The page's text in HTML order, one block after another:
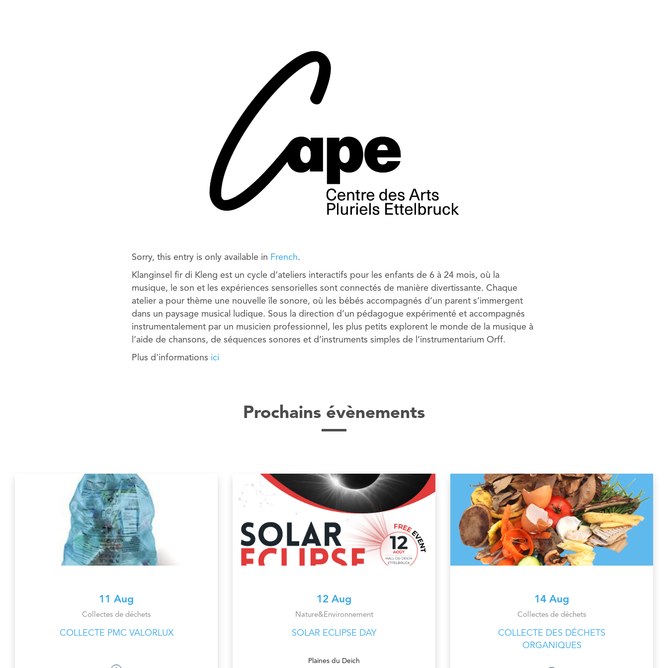
Sorry, this entry is only available in French.
Klanginsel fir di Kleng est un cycle d’ateliers interactifs pour les enfants de 6 à 24 mois, où la
musique, le son et les expériences sensorielles sont connectés de manière divertissante. Chaque
atelier a pour thème une nouvelle île sonore, où les bébés accompagnés d’un parent s’immergent
dans un paysage musical ludique. Sous la direction d’un pédagogue expérimenté et accompagnés
instrumentalement par un musicien professionnel, les plus petits explorent le monde de la musique à
l’aide de chansons, de séquences sonores et d’instruments simples de l’instrumentarium Orff.
Plus d'informations ici
Prochains évènements
11 Aug
Collectes de déchets
COLLECTE PMC VALORLUX
12 Aug
Nature&Environnement
SOLAR ECLIPSE DAY
Plaines du Deich
14 Aug
Collectes de déchets
COLLECTE DES DÉCHETS
ORGANIQUES